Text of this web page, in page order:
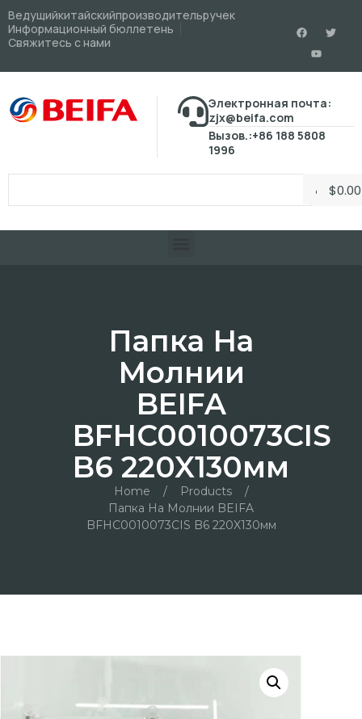
Ведущийкитайскийпроизводительручек
Информационный бюллетень
Свяжитесь с нами
Электронная почта:
zjx@beifa.com
Вызов.:+86 188 5808
1996
$0.00
Папка На
Молнии
BEIFA
BFHC0010073CIS
B6 220X130мм
Home / Products
/
Папка На Молнии BEIFA
BFHC0010073CIS B6 220X130мм